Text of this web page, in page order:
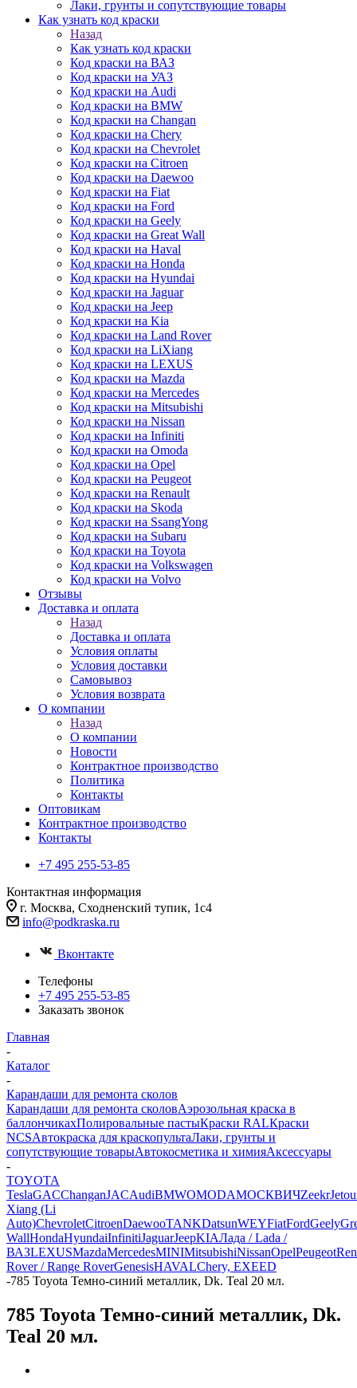
Лаки, грунты и сопутствующие товары
Как узнать код краски
Назад
Как узнать код краски
Код краски на ВАЗ
Код краски на УАЗ
Код краски на Audi
Код краски на BMW
Код краски на Changan
Код краски на Chery
Код краски на Chevrolet
Код краски на Citroen
Код краски на Daewoo
Код краски на Fiat
Код краски на Ford
Код краски на Geely
Код краски на Great Wall
Код краски на Haval
Код краски на Honda
Код краски на Hyundai
Код краски на Jaguar
Код краски на Jeep
Код краски на Kia
Код краски на Land Rover
Код краски на LiXiang
Код краски на LEXUS
Код краски на Mazda
Код краски на Mercedes
Код краски на Mitsubishi
Код краски на Nissan
Код краски на Infiniti
Код краски на Omoda
Код краски на Opel
Код краски на Peugeot
Код краски на Renault
Код краски на Skoda
Код краски на SsangYong
Код краски на Subaru
Код краски на Toyota
Код краски на Volkswagen
Код краски на Volvo
Отзывы
Доставка и оплата
Назад
Доставка и оплата
Условия оплаты
Условия доставки
Самовывоз
Условия возврата
О компании
Назад
О компании
Новости
Контрактное производство
Политика
Контакты
Оптовикам
Контрактное производство
Контакты
+7 495 255-53-85
Контактная информация
г. Москва, Сходненский тупик, 1с4
info@podkraska.ru
Вконтакте
Телефоны
+7 495 255-53-85
Заказать звонок
Главная
-
Каталог
-
Карандаши для ремонта сколов
Карандаши для ремонта сколовАэрозольная краска в
баллончикахПолировальные пастыКраски RALКраски
NCSАвтокраска для краскопультаЛаки, грунты и
сопутствующие товарыАвтокосметика и химияАксессуары
-
TOYOTA
TeslaGACChanganJACAudiBMWOMODAМОСКВИЧZeekr
Xiang (Li
Auto)ChevroletCitroenDaewooTANKDatsunWEYFiatFordGeely
WallHondaHyundaiInfinitiJaguarJeepKIAЛада / Lada /
ВАЗLEXUSMazdaMercedesMINIMitsubishiNissanOpelPeugeot
Rover / Range RoverGenesisHAVALChery, EXEED
-785 Toyota Темно-синий металлик, Dk. Teal 20 мл.
785 Toyota Темно-синий металлик, Dk.
Teal 20 мл.